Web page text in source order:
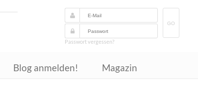
GO
Passwort vergessen?
Blog anmelden! Magazin